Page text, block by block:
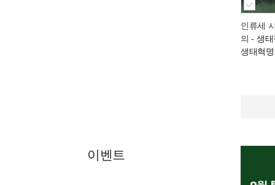
인류세
의 - 생
생태혁명
이벤트